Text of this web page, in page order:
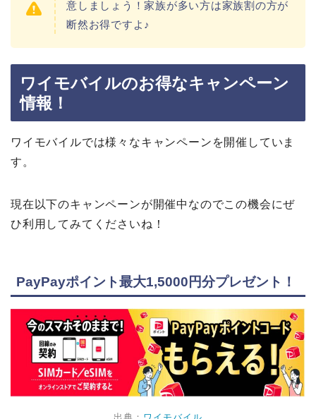
意しましょう！家族が多い方は家族割の方が
断然お得ですよ♪
ワイモバイルのお得なキャンペーン
情報！
ワイモバイルでは様々なキャンペーンを開催していま
す。
現在以下のキャンペーンが開催中なのでこの機会にぜ
ひ利用してみてくださいね！
PayPayポイント最大1,5000円分プレゼント！